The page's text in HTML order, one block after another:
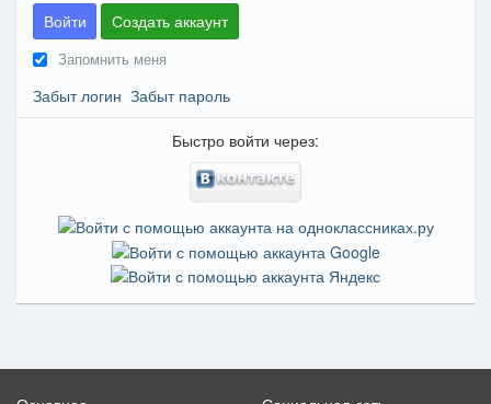
Войти Создать аккаунт
Запомнить меня
Забыт логин Забыт пароль
Быстро войти через: